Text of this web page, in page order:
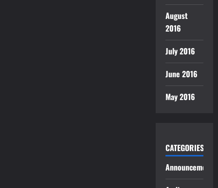
August
2016
July 2016
June 2016
May 2016
CATEGORIES
Announcements